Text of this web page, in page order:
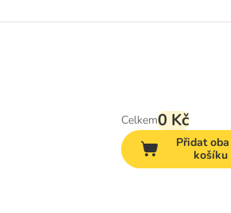
Celkem0 Kč
Přidat
košíku